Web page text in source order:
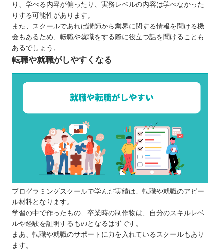
り、学べる内容が偏ったり、実務レベルの内容は学べなかった
りする可能性があります。
また、スクールであれば講師から業界に関する情報を聞ける機
会もあるため、転職や就職をする際に役立つ話を聞けることも
あるでしょう。
転職や就職がしやすくなる
プログラミングスクールで学んだ実績は、転職や就職のアピー
ル材料となります。
学習の中で作ったもの、卒業時の制作物は、自分のスキルレベ
ルや経験を証明するものとなるはずです。
まあ、転職や就職のサポートに力を入れているスクールもあり
ます。